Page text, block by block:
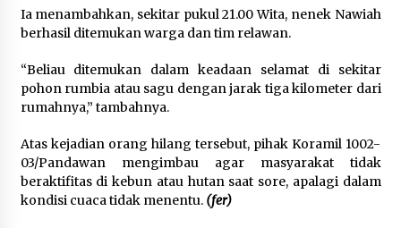
Ia menambahkan, sekitar pukul 21.00 Wita, nenek Nawiah
berhasil ditemukan warga dan tim relawan.
“Beliau ditemukan dalam keadaan selamat di sekitar
pohon rumbia atau sagu dengan jarak tiga kilometer dari
rumahnya,” tambahnya.
Atas kejadian orang hilang tersebut, pihak Koramil 1002-
03/Pandawan mengimbau agar masyarakat tidak
beraktifitas di kebun atau hutan saat sore, apalagi dalam
kondisi cuaca tidak menentu. (fer)